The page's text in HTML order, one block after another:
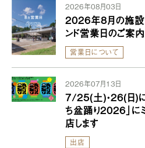
2026年08月03日
2026年8月の施設
ンド営業日のご案内
営業日について
2026年07月13日
7/25(土)・26(日)に
ち盆踊り2026」に
店します
出店